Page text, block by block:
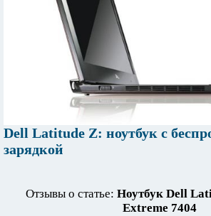
Dell Latitude Z: ноутбук с
зарядкой
Отзывы о статье: Ноутбук Dell
Extreme 7404